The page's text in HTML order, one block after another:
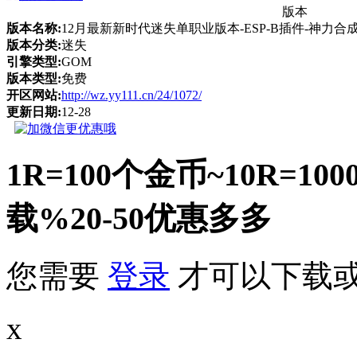
版本
版本名称:12月最新新时代迷失单职业版本-ESP-B插件-神力合
版本分类:迷失
引擎类型:GOM
版本类型:免费
开区网站:http://wz.yy111.cn/24/1072/
更新日期:12-28
1R=100个金币
载%20-50优惠多多
您需要 登录 才可以下载
x